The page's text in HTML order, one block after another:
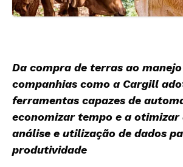
Da compra de terras ao manejo
companhias como a Cargill
ferramentas capazes de
economizar tempo e a otimizar
análise e utilização de dados
produtividade